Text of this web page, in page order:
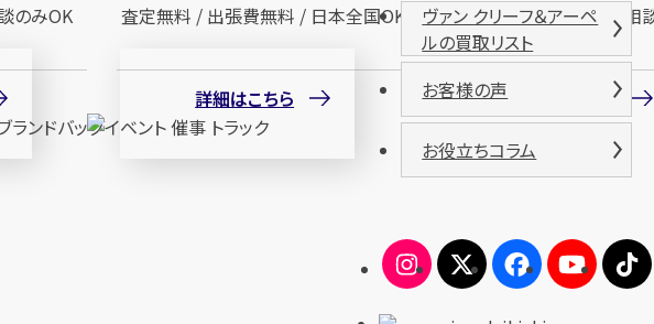
のみOK 査定無料 / 出張費無料 / 日本全国OK
詳細はこちら
査定無料 / 来場無料 / 相
詳細はこちら
ヴァン クリーフ＆アーペ
ルの買取リスト
お客様の声
お役立ちコラム